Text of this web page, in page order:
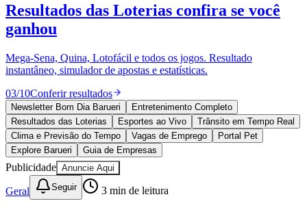
Anuncie no Portal
Cadastrar Empresa
Divulgar Vagas
Política
Esportes
Saúde
Segurança
Cultura
Meio Ambiente
Obras
Educação
Bairros de Barueri
Resultados das Loterias confira se você
ganhou
Mega-Sena, Quina, Lotofácil e todos os jogos. Resultado
instantâneo, simulador de apostas e estatísticas.
03/10Conferir resultados
Newsletter Bom Dia Barueri
Entretenimento Completo
Resultados das Loterias
Esportes ao Vivo
Trânsito em Tempo Real
Clima e Previsão do Tempo
Vagas de Emprego
Portal Pet
Explore Barueri
Guia de Empresas
Publicidade Anuncie Aqui
Geral Seguir 3 min de leitura